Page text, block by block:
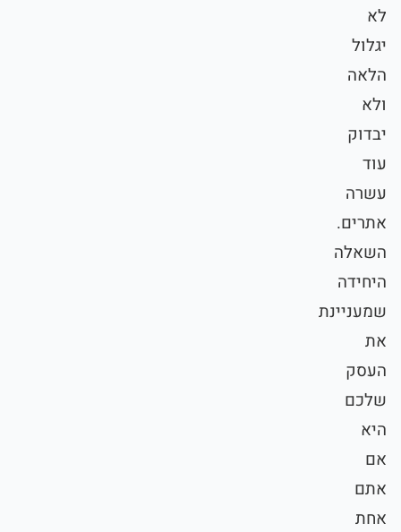
לא
יגלול
הלאה
ולא
יבדוק
עוד
עשרה
אתרים.
השאלה
היחידה
שמעניינת
את
העסק
שלכם
היא
אם
אתם
אחת